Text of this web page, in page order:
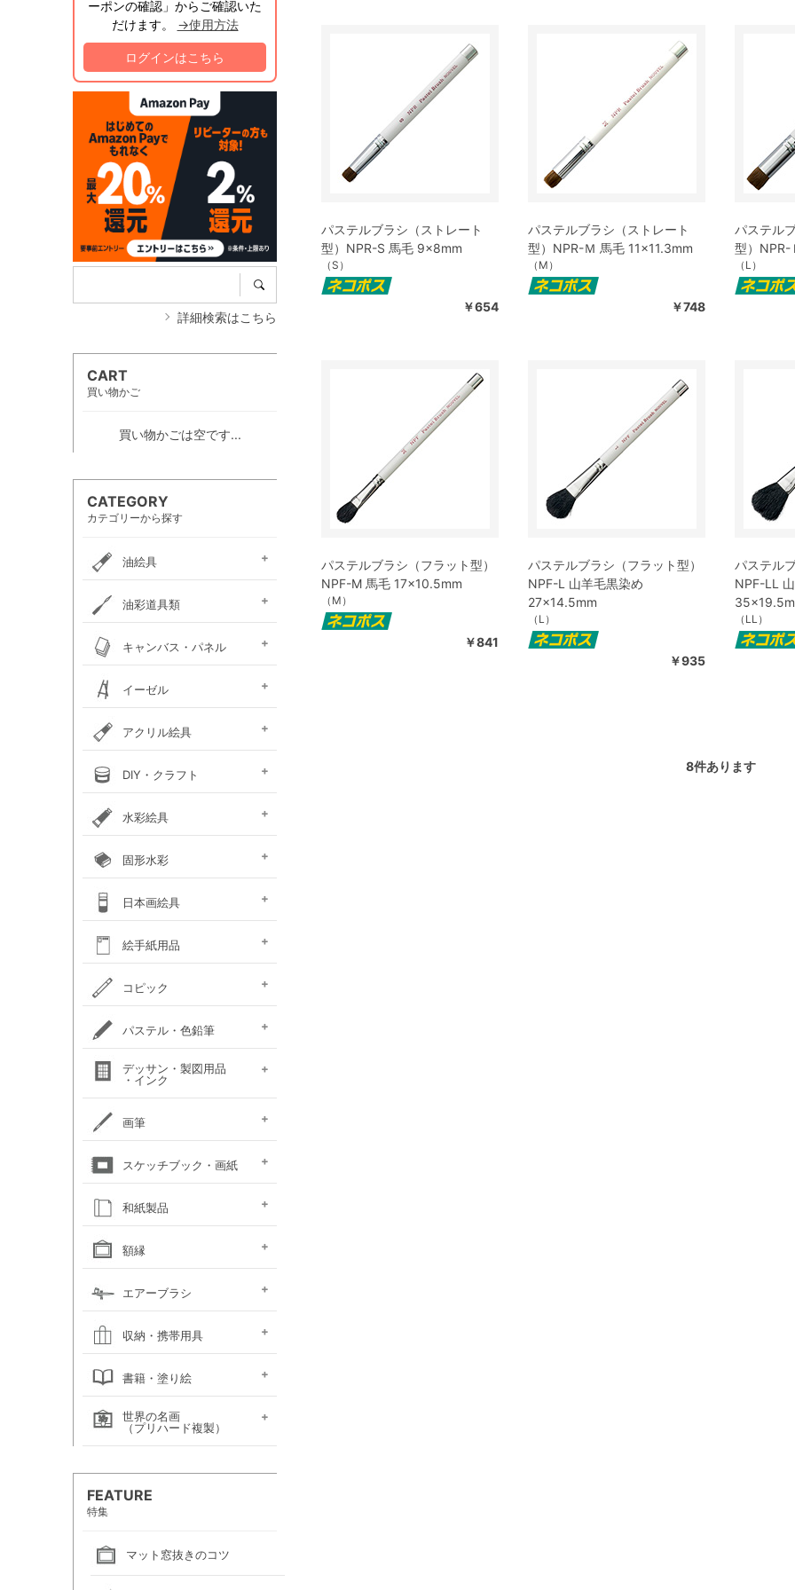
ーポンの確認」からご確認いた
だけます。 →使用方法
ログインはこちら
詳細検索はこちら
CART
買い物かご
買い物かごは空です...
CATEGORY
カテゴリーから探す
油絵具
お勧めセット
アーチスト油絵具
DUO水可溶性油絵具
ヴェルネ 高品位油絵具
ホルベイン画用液
スタンダードオイルカラー
クサカベ・専門家用油絵具
ミノー油絵具
ギルド油絵具
ラスター油絵具
クサカベ画用液
マツダ・スーパー油絵具
マツダ画用液
オイルカラー AOC
W＆N画用液
レンブラント油絵具
ヴァンゴッホ油絵具
ターレンス油絵具
ターレンス画用液
ターナー・マチソン油絵具
ターナー画溶液
油彩道具類
ペインティングナイフ
ペインティングナイフ
イタリアンアートナイフ
ペンチングナイフ
パレットナイフ
カタリスト
パレット
チューブ絞り
キャンバス・パネル
張り上げキャンバス
ロールキャンバス
キャンバスボード
木枠
キャンバス張り用具
木製パネル・水貼りテープ
メタリックキャンバス
イーゼル
アトリエイーゼル
デッサンイーゼル
ディスプレイイーゼル
野外イーゼル
卓上イーゼル
イーゼルボックス
アトリエキャビネット
イーゼル用品
アクリル絵具
アクリルガッシュ絵具
ガッシュ専用メディウム
布えのぐ
ターナー・イベントカラー
絵具（レギュラー）
絵具（ソフト）
リキテックスベーシックス
リキテックスリキッド
リキテックスプライム
アクリリックプラス
リキテックスバイオベース
メディウム類
ホルベイン・アクリリック
カラー［ヘビーボディ］
アクリリックガッシュ
ホルベイン・メディウム類
ホルベイン・アクリリック
カラー ［フルイド］
ホルベイン・アクリリック
カラー ［インク］
ホルベイン・アクリリック
カラー ［イリデッセンス］
アクリリックカラー
アクリリックガッシュ
アムステルダム・アクリリ
ックカラー エキスパート
アムステルダム・アクリル
絵具メディウム／補助材
クサカベ・アキーラ
アキーラ ガッシュ
アキーラ専用 メディウ
ム
アクリル絵具廃液処理剤
ゴールデン ヘビーボデ
ィ
ゴールデン フルイド
ゴールデン ハイフロー
ゴールデン オープン
ゴールデン ソーフラッ
ト
ゴールデン メディウム
DIY・クラフト
ガラスペイント
ベトンペースト
布えのぐ
ステッチカラー
オーブン陶土
水彩絵具
セット
専門家用透明水彩絵具
ハルモニア分離水彩絵具
シングルピグメント
W＆N プロフェッショナル・
ウォーターカラー(PWC)
レンブラント水彩絵具
ゴールデン QoR(コア)
ホルベイン透明水彩絵具
絵具（ガッシュ）
メディウム・他
ダニエルスミス
ターナー・ポスターカラー
水彩道具類
マスク液
固形水彩
ウォーターカラー(PWC)
ウォーターカラー(CWC)
ホルベイン・ケーキカラー
ホルベイン・パンカラー
FINETEC(ファインテック)
ゴールデン QoR(コア)
パール固形水彩絵具
カラー固形水彩
固形透明水彩絵具
固形透明水彩絵具
プチカラー 透明固形水
彩
ダニエルスミス ハーフパ
ン
水彩道具類
日本画絵具
新岩絵具
天然岩絵具
ナカガワ水飛胡粉
吉祥水干絵具
吉祥チューブ水干絵具
吉祥 日本画用顔料
(糊剤・目止め剤)
金泥・銀泥・箔類
顔彩角皿
顔彩鉄鉢
墨彩画セット
日本画墨
日本画道具類
ナカガワ 日本画キット
呉竹 顔彩
絵手紙用品
絵手紙セット
フィス顔彩パレット
顔彩深美
絵手紙用
はがき・絵手紙帳
コピック
コピック スケッチ
コピック チャオ
コピック クラシック
コピック アクレア
ープラス
パステル・色鉛筆
パステルセット
（ハード）
パステルセット
（ソフト）
パンパステル
パステル鉛筆セット
オイルパステル・
クレパス・クレヨン
パステル・色鉛筆
関連用品
色鉛筆セット
水彩色鉛筆セット
チョークアート
デッサン・製図用品
・インク
鉛筆セット
画用木炭
モデル人形
デッサン関連用品
ロットリング
W&N ドローイングインク
画筆
油彩筆セット
油彩用ラウンド（丸筆）
（丸平筆）
油彩用フラット（平筆）
油彩用ファン（扇型）
油絵用刷毛
水彩筆セット
水彩用ラウンド（丸筆）
水彩用フラット（平筆）
（日本画・デザイン用）
（日本画・デザイン用）
（日本画・デザイン用）
（日本画・デザイン用）
（日本画・デザイン用）
（日本画・デザイン用）
（日本画・デザイン用）
（日本画・デザイン用）
化粧筆
絵手紙用筆
スケッチブック・画紙
アルシュ水彩紙
モンバルキャンソン
ファインフェース
キャンソンXL
アルビレオ水彩紙
クレスター水彩紙
フォード水彩紙
アヴァロン水彩紙
ラングトン水彩紙
ワトソン水彩紙
ホワイトワトソン水彩紙
TACスケッチブック
W&N コットマン水彩紙
ナル水彩紙
スケッチブック 並口
オリーブシリーズ厚口
メダリオン特厚口
マルマン ヴィフアール
マルマン ソーホー
マルマン 麻表紙
クロッキーブック
クレイドクロッキー
セクションクロッキー
スタンダードクロッキー
キャンソン ミ・タント
パステルワトソン
パステルマーメイド
パステルブック
ペーパーセレクション
ポストカード
カラージェッソペーパー
水彩色紙
和紙製品
和紙・絵絹・転写紙
日本画用麻紙ボールド
水墨画用紙
ファイル
芳名帳・仮巻
額縁
油彩用額縁 (木製)
仮額縁
(マット付)
(マット無し)
軽量フレーム・イレパネ
色紙額
額用金具
エアーブラシ
ハンドピース
コンプレッサー
システムパーツ（部品）
エアーブラシ関連用品
収納・携帯用具
ポートフォリオ
キャンバスバッグ
キャンバスバッグ
スケッチバッグ各種
スケッチバッグ
エプロン
書籍・塗り絵
絵画関連書籍
塗り絵
世界の名画
（プリハード複製）
FEATURE
特集
マット窓抜きのコツ
パステルブラシ（ストレート
型）NPR-S 馬毛 9×8mm
（S）
￥654
パステルブラシ（ストレート
型）NPR-Ｍ 馬毛 11×11.3mm
（M）
￥748
パステル
型）NPR-
（L）
パステルブラシ（フラット型）
NPF-M 馬毛 17×10.5mm
（M）
￥841
パステルブラシ（フラット型）
NPF-L 山羊毛黒染め
27×14.5mm
（L）
￥935
パステル
NPF-LL
（LL）
8件あります